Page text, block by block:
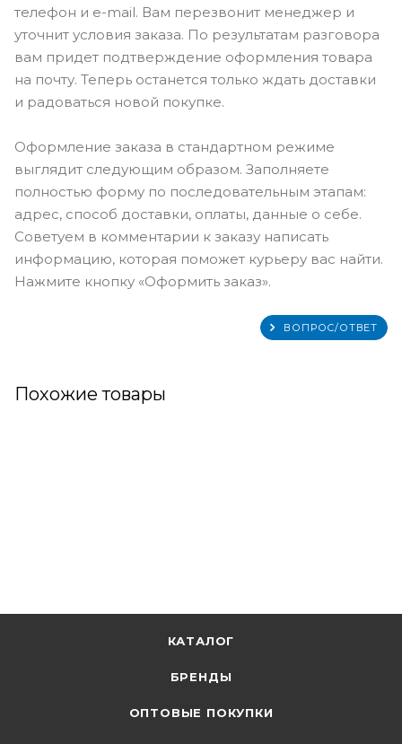
телефон и e-mail. Вам перезвонит менеджер и
уточнит условия заказа. По результатам разговора
вам придет подтверждение оформления товара
на почту. Теперь останется только ждать доставки
и радоваться новой покупке.
Оформление заказа в стандартном режиме
выглядит следующим образом. Заполняете
полностью форму по последовательным этапам:
адрес, способ доставки, оплаты, данные о себе.
Советуем в комментарии к заказу написать
информацию, которая поможет курьеру вас найти.
Нажмите кнопку «Оформить заказ».
ВОПРОС/ОТВЕТ
Похожие товары
КАТАЛОГ
БРЕНДЫ
ОПТОВЫЕ ПОКУПКИ